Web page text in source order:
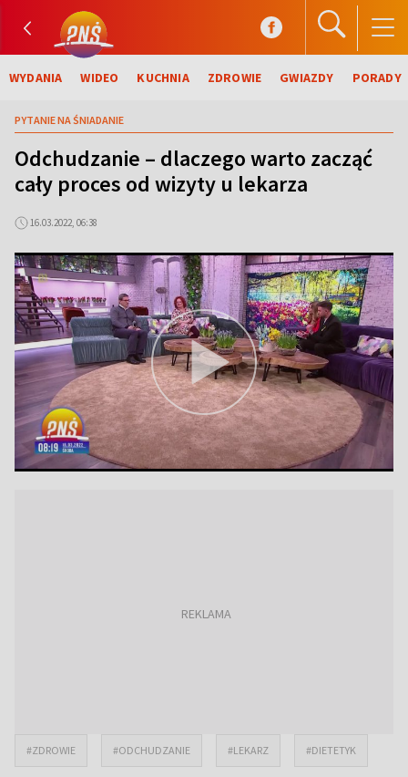
WYDANIA WIDEO KUCHNIA ZDROWIE GWIAZDY PORADY
PYTANIE NA ŚNIADANIE
Odchudzanie – dlaczego warto zacząć
cały proces od wizyty u lekarza
16.03.2022, 06:38
#ZDROWIE #ODCHUDZANIE #LEKARZ #DIETETYK